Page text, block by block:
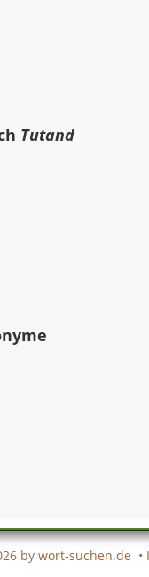
Tutand
by wort-suchen.de •